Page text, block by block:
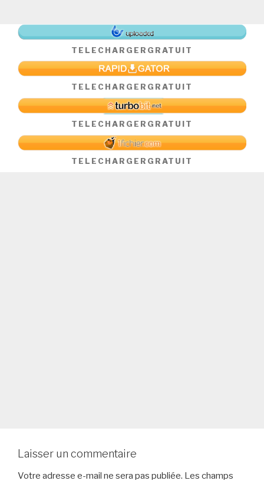
TELECHARGER GRATUIT
TELECHARGER GRATUIT
TELECHARGER GRATUIT
TELECHARGER GRATUIT
Laisser un commentaire
Votre adresse e-mail ne sera pas publiée. Les champs